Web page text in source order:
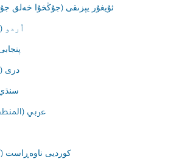
ئۇيغۇر يېزىقى (جۇڭخۇا خەلق
اُردو
درى
عربي
کوردیی ناوەڕاست